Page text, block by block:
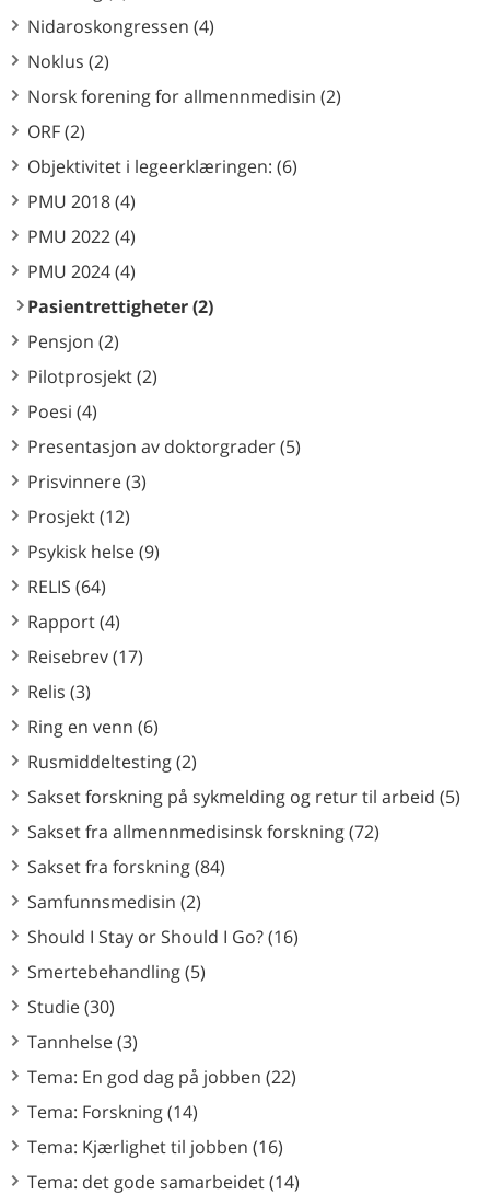
Nidaroskongressen (4)
Noklus (2)
Norsk forening for allmennmedisin (2)
ORF (2)
Objektivitet i legeerklæringen: (6)
PMU 2018 (4)
PMU 2022 (4)
PMU 2024 (4)
Pasientrettigheter (2)
Pensjon (2)
Pilotprosjekt (2)
Poesi (4)
Presentasjon av doktorgrader (5)
Prisvinnere (3)
Prosjekt (12)
Psykisk helse (9)
RELIS (64)
Rapport (4)
Reisebrev (17)
Relis (3)
Ring en venn (6)
Rusmiddeltesting (2)
Sakset forskning på sykmelding og retur til arbeid (5)
Sakset fra allmennmedisinsk forskning (72)
Sakset fra forskning (84)
Samfunnsmedisin (2)
Should I Stay or Should I Go? (16)
Smertebehandling (5)
Studie (30)
Tannhelse (3)
Tema: En god dag på jobben (22)
Tema: Forskning (14)
Tema: Kjærlighet til jobben (16)
Tema: det gode samarbeidet (14)